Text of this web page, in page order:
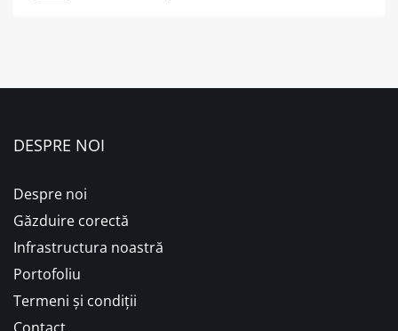
DESPRE NOI
Despre noi
Găzduire corectă
Infrastructura noastră
Portofoliu
Termeni și condiții